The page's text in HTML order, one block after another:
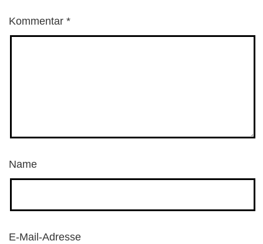
Kommentar *
Name
E-Mail-Adresse